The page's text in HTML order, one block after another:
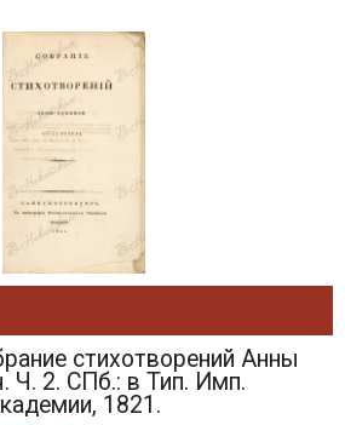
стихотворений Анны
Ч. 2. СПб.: в Тип. Имп.
1821.